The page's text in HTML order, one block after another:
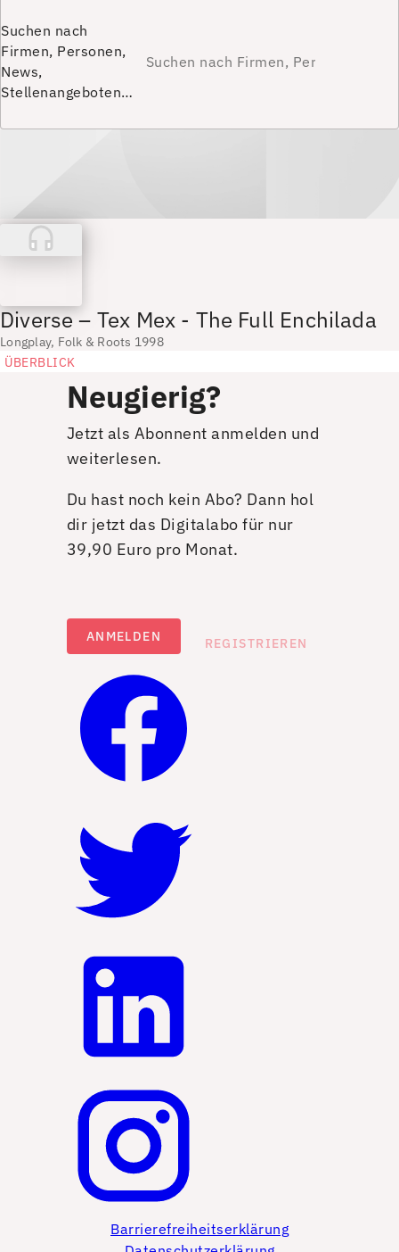
Suchen nach
Firmen, Personen,
News,
Stellenangeboten…
Diverse – Tex Mex - The Full Enchilada
Longplay, Folk & Roots 1998
ÜBERBLICK
Neugierig?
Jetzt als Abonnent anmelden und
weiterlesen.
Du hast noch kein Abo? Dann hol
dir jetzt das Digitalabo für nur
39,90 Euro pro Monat.
ANMELDEN REGISTRIEREN
Barrierefreiheitserklärung